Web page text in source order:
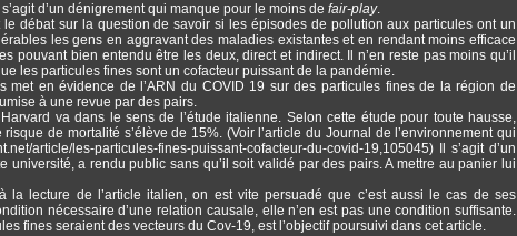
d’un dénigrement qui manque pour le moins de fair-play.
débat sur la question de savoir si les épisodes de pollution aux particules ont un
les gens en aggravant des maladies existantes et en rendant moins efficace
pouvant bien entendu être les deux, direct et indirect. Il n’en reste pas moins qu’il
les particules fines sont un cofacteur puissant de la pandémie.
en évidence de l’ARN du COVID 19 sur des particules fines de la région de
à une revue par des pairs.
va dans le sens de l’étude italienne. Selon cette étude pour toute hausse,
de mortalité s’élève de 15%. (Voir l’article du Journal de l’environnement qui
article/les-particules-fines-puissant-cofacteur-du-covid-19,105045) Il s’agit d’un
a rendu public sans qu’il soit validé par des pairs. A mettre au panier lui
la lecture de l’article italien, on est vite persuadé que c’est aussi le cas de ses
nécessaire d’une relation causale, elle n’en est pas une condition suffisante.
fines seraient des vecteurs du Cov-19, est l’objectif poursuivi dans cet article.